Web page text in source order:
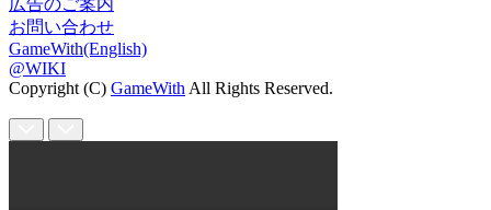
お問い合わせ
GameWith(English)
@WIKI
Copyright (C) GameWith All Rights Reserved.